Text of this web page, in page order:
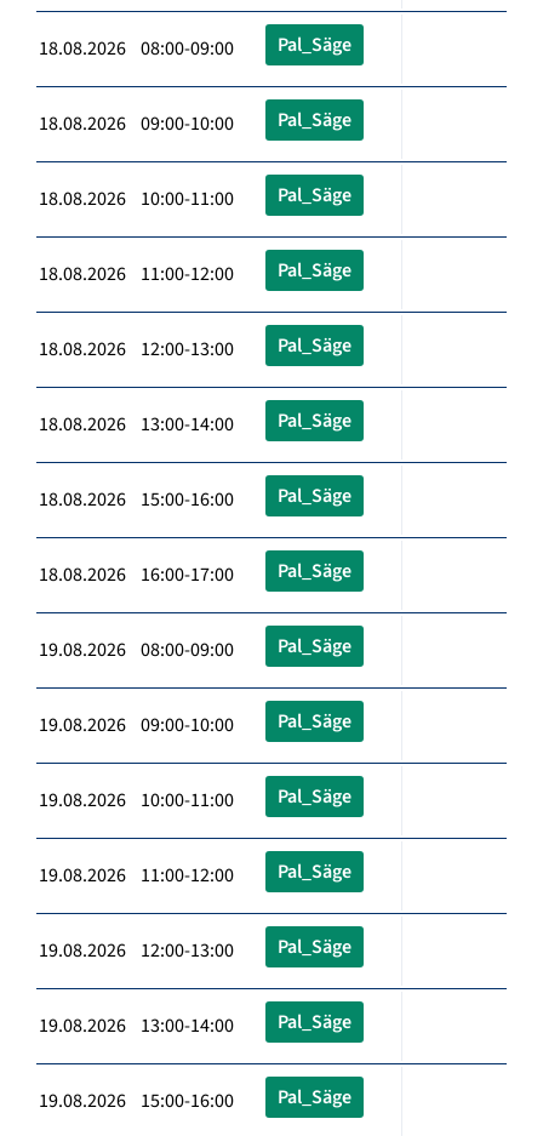
18.08.2026 08:00-09:00 Pal_Säge
18.08.2026 09:00-10:00 Pal_Säge
18.08.2026 10:00-11:00 Pal_Säge
18.08.2026 11:00-12:00 Pal_Säge
18.08.2026 12:00-13:00 Pal_Säge
18.08.2026 13:00-14:00 Pal_Säge
18.08.2026 15:00-16:00 Pal_Säge
18.08.2026 16:00-17:00 Pal_Säge
19.08.2026 08:00-09:00 Pal_Säge
19.08.2026 09:00-10:00 Pal_Säge
19.08.2026 10:00-11:00 Pal_Säge
19.08.2026 11:00-12:00 Pal_Säge
19.08.2026 12:00-13:00 Pal_Säge
19.08.2026 13:00-14:00 Pal_Säge
19.08.2026 15:00-16:00 Pal_Säge